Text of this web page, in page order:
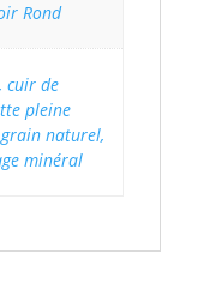
Rond
cuir de
pleine
naturel,
minéral